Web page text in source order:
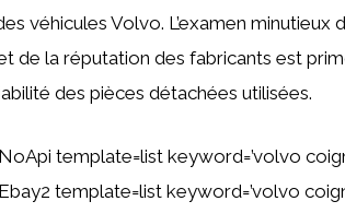
véhicules Volvo. L’examen minutieux
de la réputation des fabricants est
des pièces détachées utilisées.
template=list keyword=’volvo
template=list keyword=’volvo